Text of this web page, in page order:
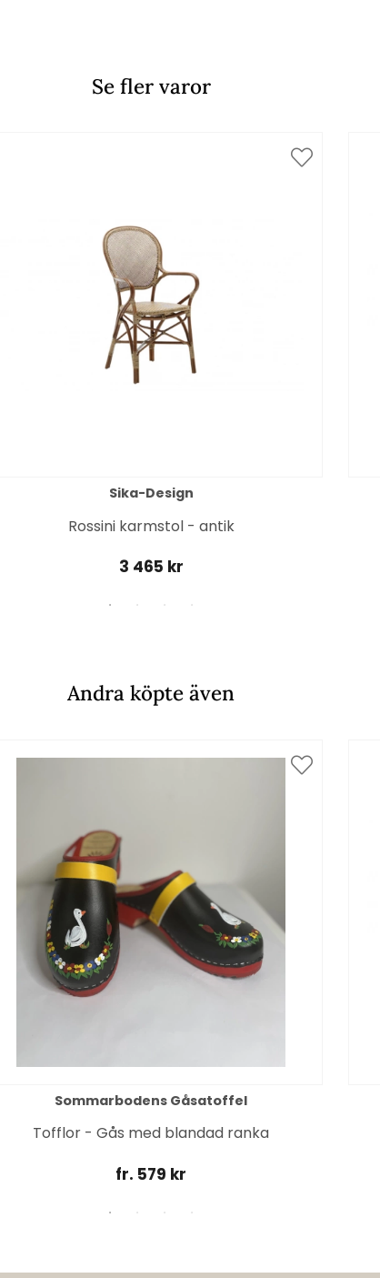
Se fler varor
Sika-Design
Rossini karmstol - antik
3 465 kr
Andra köpte även
Sommarbodens Gåsatoffel
Tofflor - Gås med blandad ranka
fr. 579 kr